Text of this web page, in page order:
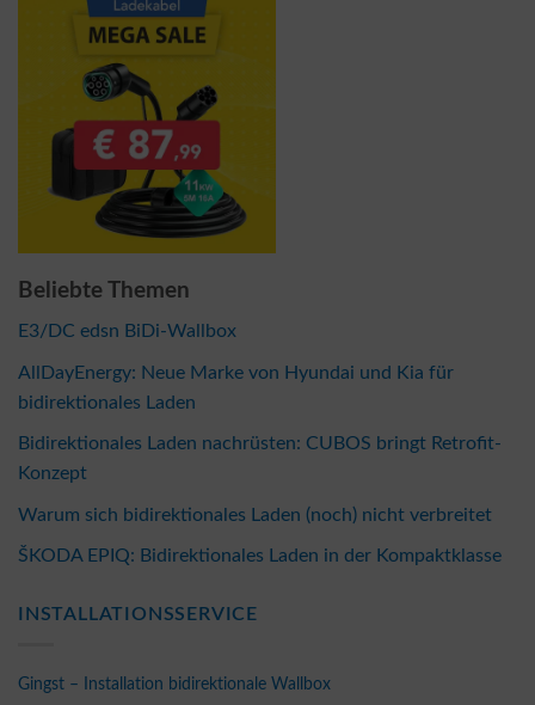
Beliebte Themen
E3/DC edsn BiDi-Wallbox
AllDayEnergy: Neue Marke von Hyundai und Kia für
bidirektionales Laden
Bidirektionales Laden nachrüsten: CUBOS bringt Retrofit-
Konzept
Warum sich bidirektionales Laden (noch) nicht verbreitet
ŠKODA EPIQ: Bidirektionales Laden in der Kompaktklasse
INSTALLATIONSSERVICE
Gingst – Installation bidirektionale Wallbox